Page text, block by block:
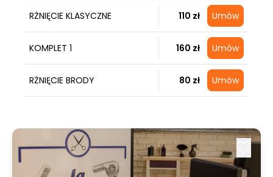
RŻNIĘCIE KLASYCZNE 110 zł Umów
KOMPLET 1 160 zł Umów
RŻNIĘCIE BRODY 80 zł Umów